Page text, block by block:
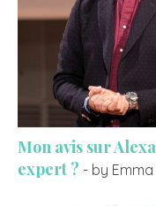
Mon avis sur
expert ? - by Emma